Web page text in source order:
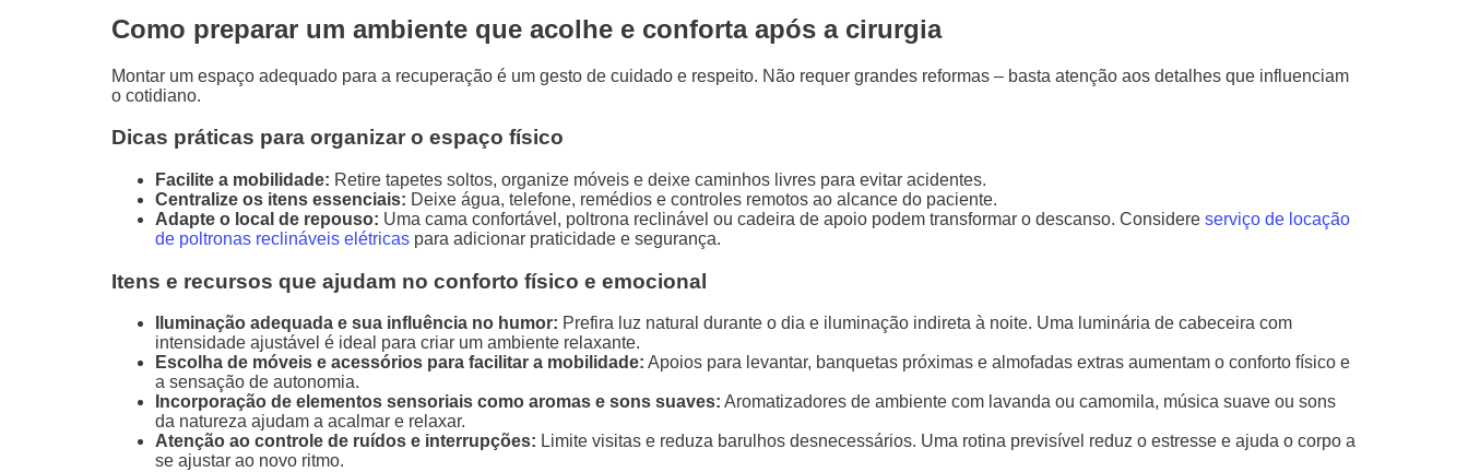
Como preparar um ambiente que acolhe e conforta após a cirurgia
Montar um espaço adequado para a recuperação é um gesto de cuidado e respeito. Não requer grandes reformas – basta atenção aos detalhes que influenciam
o cotidiano.
Dicas práticas para organizar o espaço físico
Facilite a mobilidade: Retire tapetes soltos, organize móveis e deixe caminhos livres para evitar acidentes.
Centralize os itens essenciais: Deixe água, telefone, remédios e controles remotos ao alcance do paciente.
Adapte o local de repouso: Uma cama confortável, poltrona reclinável ou cadeira de apoio podem transformar o descanso. Considere serviço de locação
de poltronas reclináveis elétricas para adicionar praticidade e segurança.
Itens e recursos que ajudam no conforto físico e emocional
Iluminação adequada e sua influência no humor: Prefira luz natural durante o dia e iluminação indireta à noite. Uma luminária de cabeceira com
intensidade ajustável é ideal para criar um ambiente relaxante.
Escolha de móveis e acessórios para facilitar a mobilidade: Apoios para levantar, banquetas próximas e almofadas extras aumentam o conforto físico e
a sensação de autonomia.
Incorporação de elementos sensoriais como aromas e sons suaves: Aromatizadores de ambiente com lavanda ou camomila, música suave ou sons
da natureza ajudam a acalmar e relaxar.
Atenção ao controle de ruídos e interrupções: Limite visitas e reduza barulhos desnecessários. Uma rotina previsível reduz o estresse e ajuda o corpo a
se ajustar ao novo ritmo.